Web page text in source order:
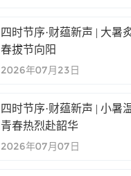
四时节序·财蕴新声 | 大暑
春拔节向阳
2026年07月23日
四时节序·财蕴新声 | 小暑
青春热烈赴韶华
2026年07月07日